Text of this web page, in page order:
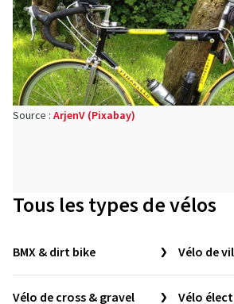
Source : ArjenV (Pixabay)
Tous les types de vélos
BMX & dirt bike Vélo de
Vélo de cross & gravel Vélo